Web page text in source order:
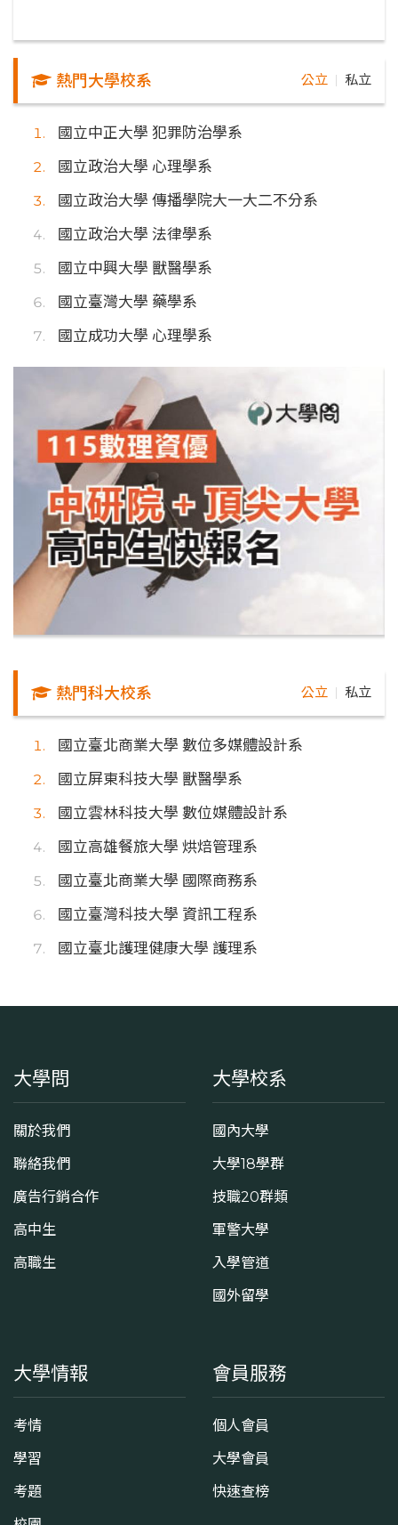
熱門大學校系 公立 私立
國立中正大學 犯罪防治學系
國立政治大學 心理學系
國立政治大學 傳播學院大一大二不分系
國立政治大學 法律學系
國立中興大學 獸醫學系
國立臺灣大學 藥學系
國立成功大學 心理學系
熱門科大校系 公立 私立
國立臺北商業大學 數位多媒體設計系
國立屏東科技大學 獸醫學系
國立雲林科技大學 數位媒體設計系
國立高雄餐旅大學 烘焙管理系
國立臺北商業大學 國際商務系
國立臺灣科技大學 資訊工程系
國立臺北護理健康大學 護理系
大學問
關於我們
聯絡我們
廣告行銷合作
高中生
高職生
大學校系
國內大學
大學18學群
技職20群類
軍警大學
入學管道
國外留學
大學情報
考情
學習
考題
會員服務
個人會員
大學會員
快速查榜